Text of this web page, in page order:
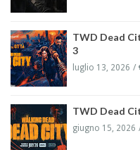
TWD Dead
3
luglio 13, 2026
TWD Dead
giugno 15, 2026